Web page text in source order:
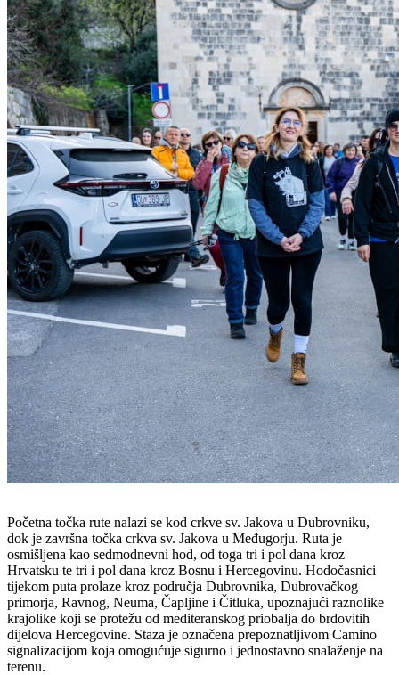
Početna točka rute nalazi se kod crkve sv. Jakova u Dubrovniku,
dok je završna točka crkva sv. Jakova u Međugorju. Ruta je
osmišljena kao sedmodnevni hod, od toga tri i pol dana kroz
Hrvatsku te tri i pol dana kroz Bosnu i Hercegovinu. Hodočasnici
tijekom puta prolaze kroz područja Dubrovnika, Dubrovačkog
primorja, Ravnog, Neuma, Čapljine i Čitluka, upoznajući raznolike
krajolike koji se protežu od mediteranskog priobalja do brdovitih
dijelova Hercegovine. Staza je označena prepoznatljivom Camino
signalizacijom koja omogućuje sigurno i jednostavno snalaženje na
terenu.